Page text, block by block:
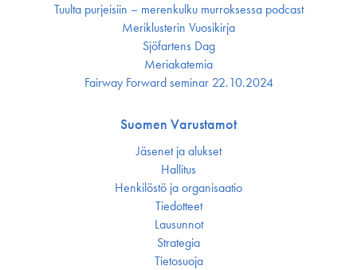
Tuulta purjeisiin – merenkulku murroksessa podcast
Meriklusterin Vuosikirja
Sjöfartens Dag
Meriakatemia
Fairway Forward seminar 22.10.2024
Suomen Varustamot
Jäsenet ja alukset
Hallitus
Henkilöstö ja organisaatio
Tiedotteet
Lausunnot
Strategia
Tietosuoja